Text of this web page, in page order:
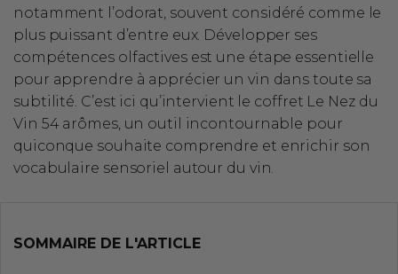
notamment l’odorat, souvent considéré comme le
plus puissant d’entre eux. Développer ses
compétences olfactives est une étape essentielle
pour apprendre à apprécier un vin dans toute sa
subtilité. C’est ici qu’intervient le coffret Le Nez du
Vin 54 arômes, un outil incontournable pour
quiconque souhaite comprendre et enrichir son
vocabulaire sensoriel autour du vin.
SOMMAIRE DE L'ARTICLE